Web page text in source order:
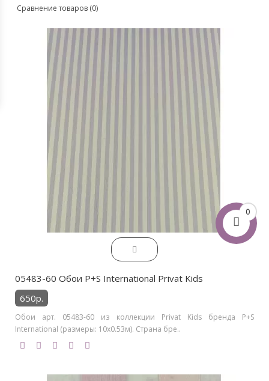
0
Сравнение товаров (0)
05483-60 Обои P+S International Privat Kids
650р.
Обои арт. 05483-60 из коллекции Privat Kids бренда P+S
International (размеры: 10х0.53м). Страна бре..